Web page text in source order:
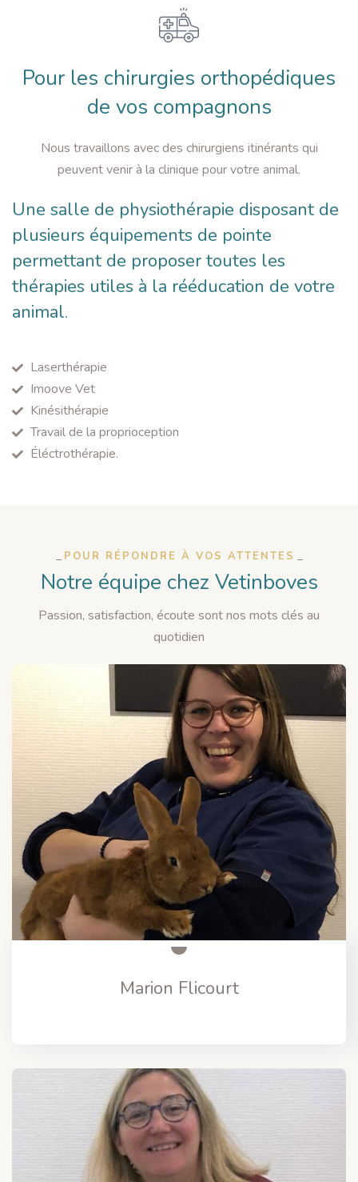
Pour les chirurgies orthopédiques
de vos compagnons
Nous travaillons avec des chirurgiens itinérants qui
peuvent venir à la clinique pour votre animal.
Une salle de physiothérapie disposant de
plusieurs équipements de pointe
permettant de proposer toutes les
thérapies utiles à la rééducation de votre
animal.
Laserthérapie
Imoove Vet
Kinésithérapie
Travail de la proprioception
Éléctrothérapie.
POUR RÉPONDRE À VOS ATTENTES
Notre équipe chez Vetinboves
Passion, satisfaction, écoute sont nos mots clés au
quotidien
Marion Flicourt